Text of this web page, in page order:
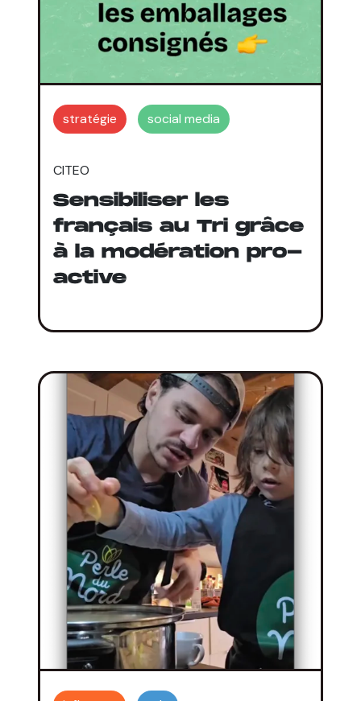
stratégie social media
CITEO
Sensibiliser les
français au Tri grâce
à la modération pro-
active